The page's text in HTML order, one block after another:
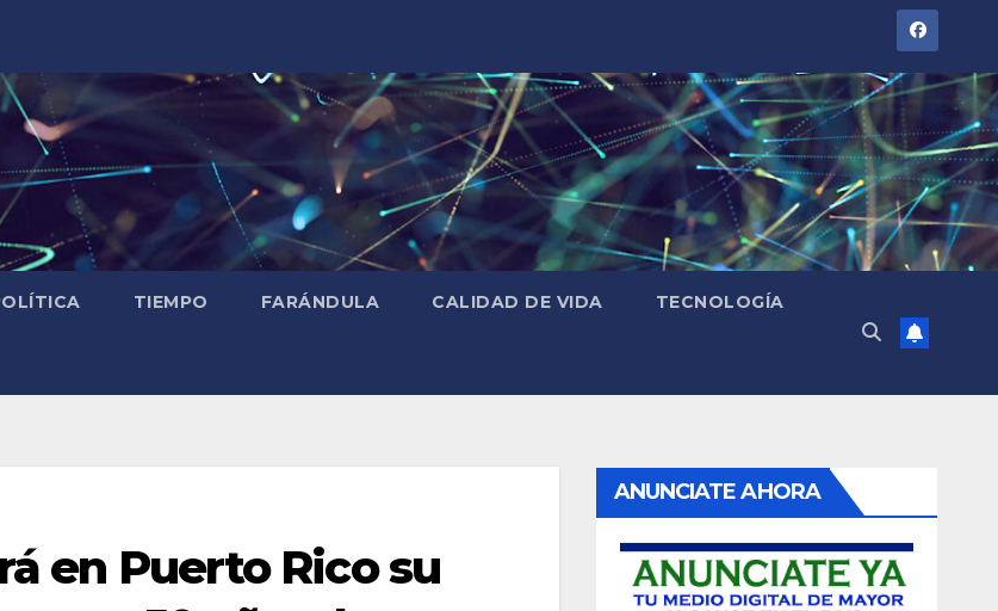
TIEMPO FARÁNDULA CALIDAD DE VIDA TECNOLOGÍA
en Puerto Rico su
ANUNCIATE AHORA